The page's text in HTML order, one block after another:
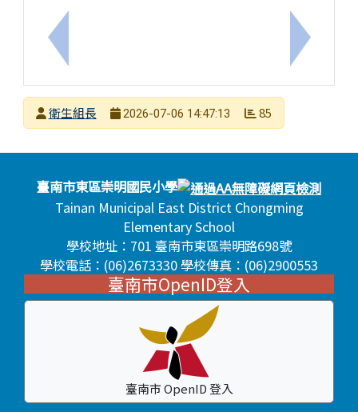
上一筆：轉知衛生福利部嘉南療養院辦理「115年社
下一筆：
發布者
衛生組長
2026-07-06 14:47:13 85
頁尾區域內容
臺南市東區崇明國民小學
Tainan Municipal East District Chongming
Elementary School
學校地址：701 臺南市東區崇明路698號
學校電話：(06)2673330 學校傳真：(06)2900553
臺南市OpenID登入
臺南市 OpenID 登入